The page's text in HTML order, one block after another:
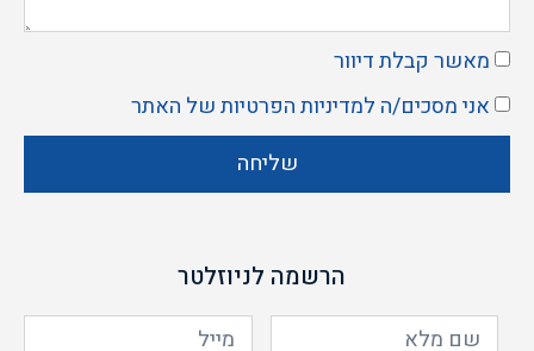
מאשר קבלת דיוור
אני מסכים/ה למדיניות הפרטיותשל האתר
שליחה
הרשמה לניוזלטר